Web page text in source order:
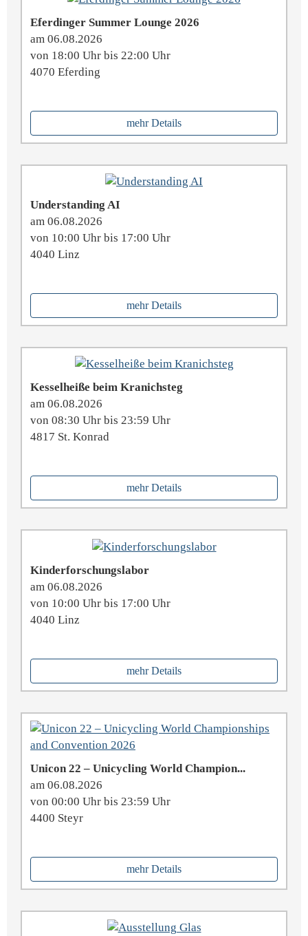
Eferdinger Summer Lounge 2026
am 06.08.2026
von 18:00 Uhr bis 22:00 Uhr
4070 Eferding
mehr Details
Understanding AI
am 06.08.2026
von 10:00 Uhr bis 17:00 Uhr
4040 Linz
mehr Details
Kesselheiße beim Kranichsteg
am 06.08.2026
von 08:30 Uhr bis 23:59 Uhr
4817 St. Konrad
mehr Details
Kinderforschungslabor
am 06.08.2026
von 10:00 Uhr bis 17:00 Uhr
4040 Linz
mehr Details
Unicon 22 – Unicycling World Champion...
am 06.08.2026
von 00:00 Uhr bis 23:59 Uhr
4400 Steyr
mehr Details